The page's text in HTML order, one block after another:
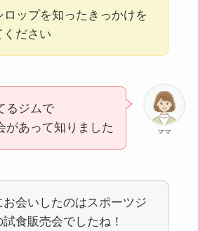
ロップを知ったきっかけを
ください
ママ
るジムで
があって知りました
お会いしたのはスポーツジ
試食販売会でしたね！